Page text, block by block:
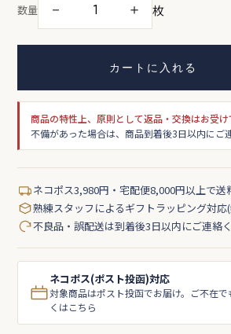
数量 － ＋ 枚
カートに入れる
商品の特性上、原則として返品・交換はお受
不備があった場合は、商品到着後3日以内にご
ネコポス3,980円・宅配便8,000円以上で送
熟練スタッフによるギフトラッピング対応
不良品・誤配送は到着後3日以内にご連絡
ネコポス(ポスト投函)対応
対象商品はポスト投函でお届け。ご不在
くはこちら